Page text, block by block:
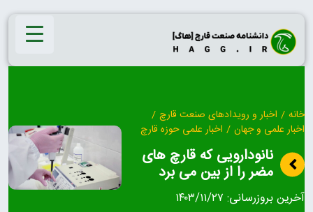
Skip
content
خانه / اخبار و رویدادهای صنعت قارچ /
اخبار علمی و جهان / اخبار علمی حوزه قارچ
نانودارویی که قارچ های
مضر را از بین می برد
آخرین بروزرسانی: ۱۴۰۳/۱۱/۲۷